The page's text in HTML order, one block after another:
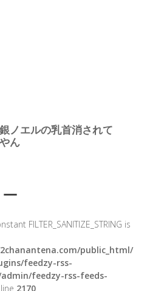
FILTER_SANITIZE_STRING is
public_html/
feedzy-rss-
feedzy-rss-feeds-
2170